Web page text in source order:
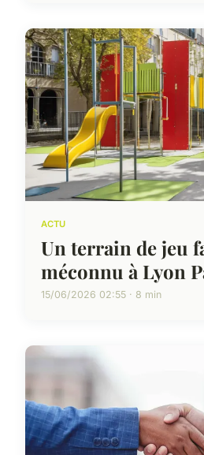
ACTU
Un terrain de jeu
méconnu à Lyon
15/06/2026 02:55 · 8 min